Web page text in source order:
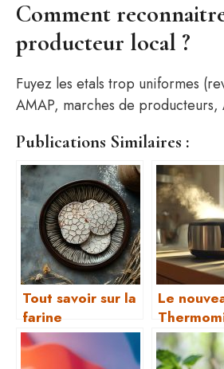
Comment
producteur local ?
Fuyez les etals trop uniformes
AMAP, marches de producteurs,
Publications Similaires :
Tout savoir sur la
farine
fermentante
Le
sortira le
2025 !